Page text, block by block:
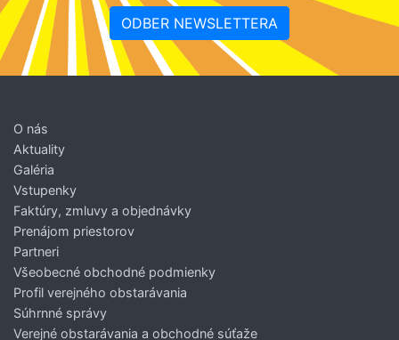
ODBER NEWSLETTERA
O nás
Aktuality
Galéria
Vstupenky
Faktúry, zmluvy a objednávky
Prenájom priestorov
Partneri
Všeobecné obchodné podmienky
Profil verejného obstarávania
Súhrnné správy
Verejné obstarávania a obchodné súťaže